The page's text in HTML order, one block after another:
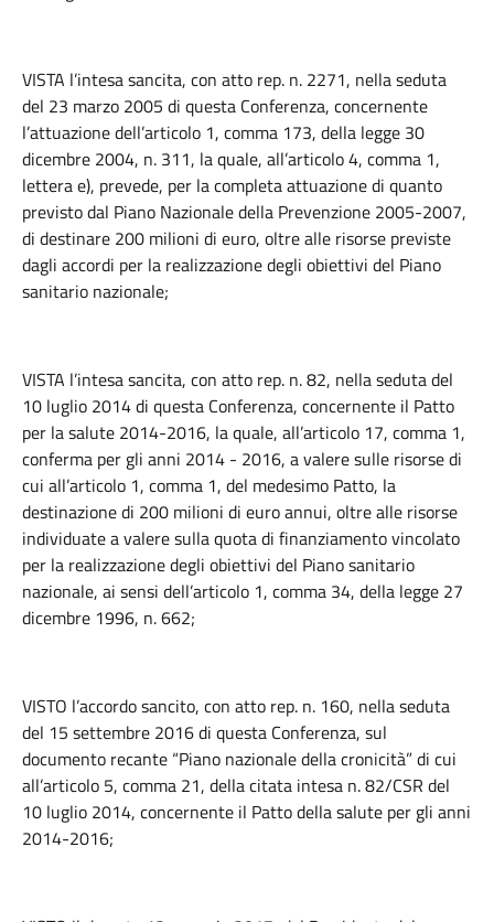
VISTA l’intesa sancita, con atto rep. n. 2271, nella seduta
del 23 marzo 2005 di questa Conferenza, concernente
l’attuazione dell’articolo 1, comma 173, della legge 30
dicembre 2004, n. 311, la quale, all’articolo 4, comma 1,
lettera e), prevede, per la completa attuazione di quanto
previsto dal Piano Nazionale della Prevenzione 2005-2007,
di destinare 200 milioni di euro, oltre alle risorse previste
dagli accordi per la realizzazione degli obiettivi del Piano
sanitario nazionale;
VISTA l’intesa sancita, con atto rep. n. 82, nella seduta del
10 luglio 2014 di questa Conferenza, concernente il Patto
per la salute 2014-2016, la quale, all’articolo 17, comma 1,
conferma per gli anni 2014 - 2016, a valere sulle risorse di
cui all’articolo 1, comma 1, del medesimo Patto, la
destinazione di 200 milioni di euro annui, oltre alle risorse
individuate a valere sulla quota di finanziamento vincolato
per la realizzazione degli obiettivi del Piano sanitario
nazionale, ai sensi dell’articolo 1, comma 34, della legge 27
dicembre 1996, n. 662;
VISTO l’accordo sancito, con atto rep. n. 160, nella seduta
del 15 settembre 2016 di questa Conferenza, sul
documento recante “Piano nazionale della cronicità” di cui
all’articolo 5, comma 21, della citata intesa n. 82/CSR del
10 luglio 2014, concernente il Patto della salute per gli anni
2014-2016;